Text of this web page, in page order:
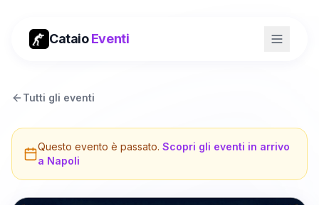
CataioEventi
Tutti gli eventi
Questo evento è passato. Scopri gli eventi in arrivo
a Napoli